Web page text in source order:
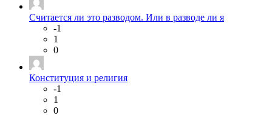
Считается ли это разводом. Или в разводе ли я
-1
1
0
Конституция и религия
-1
1
0